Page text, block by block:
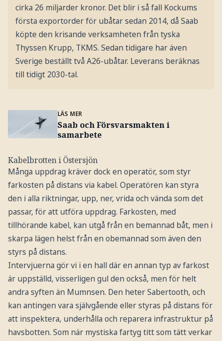
cirka 26 miljarder kronor. Det blir i så fall Kockums
första exportorder för ubåtar sedan 2014, då Saab
köpte den krisande verksamheten från tyska
Thyssen Krupp, TKMS. Sedan tidigare har även
Sverige beställt två A26-ubåtar. Leverans beräknas
till tidigt 2030-tal.
LÄS MER
Saab och Försvarsmakten i
samarbete
Kabelbrotten i Östersjön
Många uppdrag kräver dock en operatör, som styr
farkosten på distans via kabel. Operatören kan styra
den i alla riktningar, upp, ner, vrida och vända som det
passar, för att utföra uppdrag. Farkosten, med
tillhörande kabel, kan utgå från en bemannad båt, men i
skarpa lägen helst från en obemannad som även den
styrs på distans.
Intervjuerna gör vi i en hall där en annan typ av farkost
är uppställd, visserligen gul den också, men för helt
andra syften än Mumnsen. Den heter Sabertooth, och
kan antingen vara självgående eller styras på distans för
att inspektera, underhålla och reparera infrastruktur på
havsbotten. Som när mystiska fartyg titt som tätt verkar